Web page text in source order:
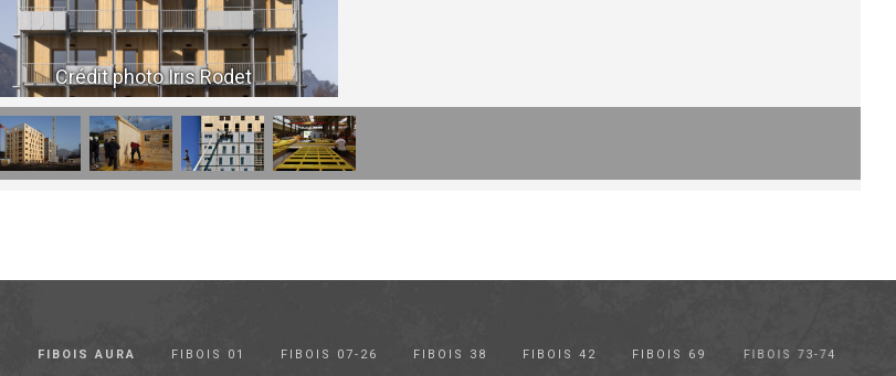
Crédit photo Iris Rodet
FIBOIS AURA FIBOIS 01 FIBOIS 07-26 FIBOIS 38 FIBOIS 42 FIBOIS 69 FIBOIS 73-74